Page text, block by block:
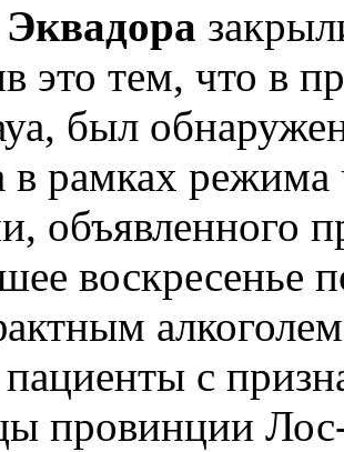
это тем, что в
был
в рамках
объявленного
воскресенье
с
провинции